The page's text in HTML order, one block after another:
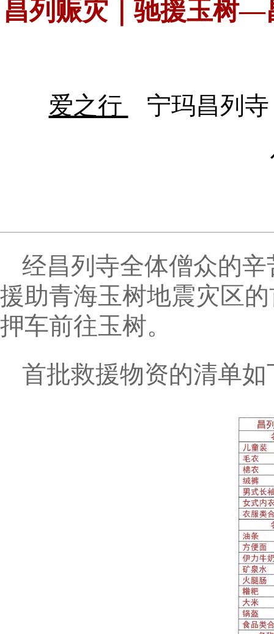
昌列赈灾｜驰援玉树—
爱之行
宁玛昌列寺
经昌列寺全体僧众的
援助青海玉树地震灾区
押车前往玉树。
首批救援物资的清单如